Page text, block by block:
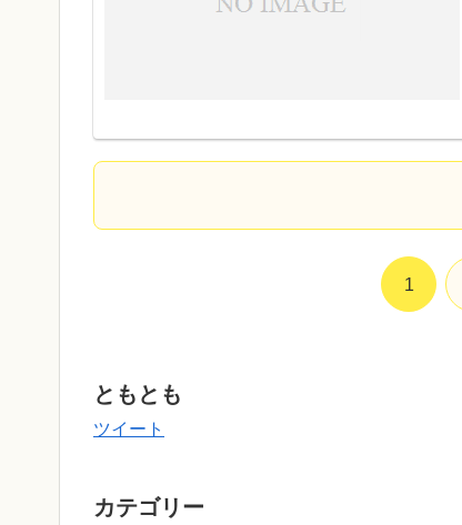
1
ともとも
ツイート
カテゴリー